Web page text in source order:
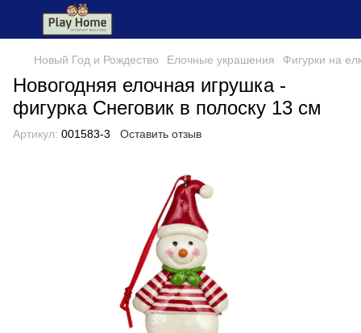
Новый Год и Рождество Елочные украшения Фигурки на
Новогодняя елочная игрушка -
фигурка Снеговик в полоску 13 см
Артикул: 001583-3 Оставить отзыв